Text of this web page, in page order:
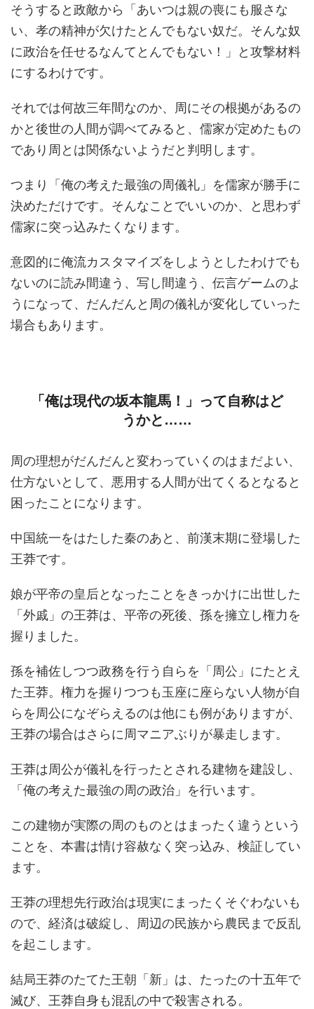
そうすると政敵から「あいつは親の喪にも服さな
い、孝の精神が欠けたとんでもない奴だ。そんな奴
に政治を任せるなんてとんでもない！」と攻撃材料
にするわけです。
それでは何故三年間なのか、周にその根拠があるの
かと後世の人間が調べてみると、儒家が定めたもの
であり周とは関係ないようだと判明します。
つまり「俺の考えた最強の周儀礼」を儒家が勝手に
決めただけです。そんなことでいいのか、と思わず
儒家に突っ込みたくなります。
意図的に俺流カスタマイズをしようとしたわけでも
ないのに読み間違う、写し間違う、伝言ゲームのよ
うになって、だんだんと周の儀礼が変化していった
場合もあります。
「俺は現代の坂本龍馬！」って自称はど
うかと……
周の理想がだんだんと変わっていくのはまだよい、
仕方ないとして、悪用する人間が出てくるとなると
困ったことになります。
中国統一をはたした秦のあと、前漢末期に登場した
王莽です。
娘が平帝の皇后となったことをきっかけに出世した
「外戚」の王莽は、平帝の死後、孫を擁立し権力を
握りました。
孫を補佐しつつ政務を行う自らを「周公」にたとえ
た王莽。権力を握りつつも玉座に座らない人物が自
らを周公になぞらえるのは他にも例がありますが、
王莽の場合はさらに周マニアぶりが暴走します。
王莽は周公が儀礼を行ったとされる建物を建設し、
「俺の考えた最強の周の政治」を行います。
この建物が実際の周のものとはまったく違うという
ことを、本書は情け容赦なく突っ込み、検証してい
ます。
王莽の理想先行政治は現実にまったくそぐわないも
ので、経済は破綻し、周辺の民族から農民まで反乱
を起こします。
結局王莽のたてた王朝「新」は、たったの十五年で
滅び、王莽自身も混乱の中で殺害される。